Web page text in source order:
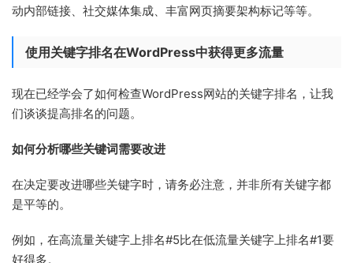
动内部链接、社交媒体集成、丰富网页摘要架构标记等等。
使用关键字排名在WordPress中获得更多流量
现在已经学会了如何检查WordPress网站的关键字排名，让我
们谈谈提高排名的问题。
如何分析哪些关键词需要改进
在决定要改进哪些关键字时，请务必注意，并非所有关键字都
是平等的。
例如，在高流量关键字上排名#5比在低流量关键字上排名#1要
好得多。